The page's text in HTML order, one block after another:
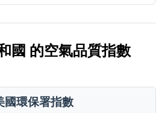
國 的空氣品質指數
國環保署指數